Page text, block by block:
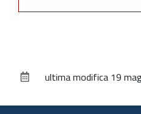
documentoultima modifica 19